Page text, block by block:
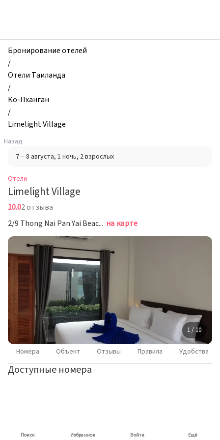
Limelight
Village,
Ко-
Пханган,
Таиланд
Бронирование отелей
/
Отели Таиланда
/
Ко-Пханган
/
Limelight Village
Назад
7 – 8 августа, 1 ночь, 2 взрослых
Отели
Limelight Village
10.02 отзыва
2/9 Thong Nai Pan Yai Beach, Ко-Пханган на карте
1 / 10
Номера Объект Отзывы Правила Удобства
Доступные номера
Поиск Избранное Войти Ещё